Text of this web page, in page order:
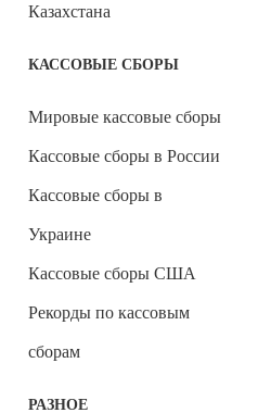
Казахстана
КАССОВЫЕ СБОРЫ
Мировые кассовые сборы
Кассовые сборы в России
Кассовые сборы в
Украине
Кассовые сборы США
Рекорды по кассовым
сборам
РАЗНОЕ